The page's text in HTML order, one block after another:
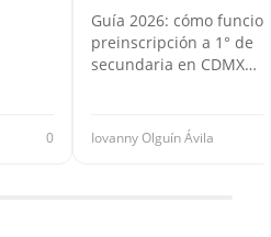
0
Guía 2026: cómo
preinscripción a 1° de
secundaria en CDMX…
Iovanny Olguín Ávila